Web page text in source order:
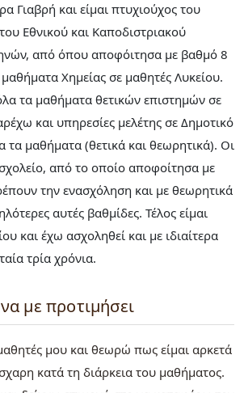
Γιαβρή και είμαι πτυχιούχος του
Εθνικού και Καποδιστριακού
από όπου αποφόιτησα με βαθμό 8
Χημείας σε μαθητές Λυκείου.
τα μαθήματα θετικών επιστημών σε
και υπηρεσίες μελέτης σε Δημοτικό
τα μαθήματα (θετικά και θεωρητικά). Οι
από το οποίο αποφοίτησα με
την ενασχόληση και με θεωρητικά
αυτές βαθμίδες. Τέλος είμαι
και έχω ασχοληθεί και με ιδιαίτερα
τρία χρόνια.
με προτιμήσει
μου και θεωρώ πως είμαι αρκετά
κατά τη διάρκεια του μαθήματος.